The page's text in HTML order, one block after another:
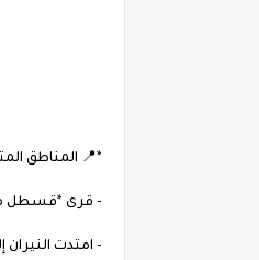
*📍 المناطق
- قرى *قسطل
- امتدت النيران